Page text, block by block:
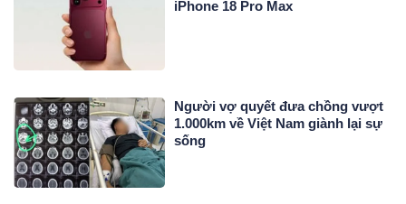
iPhone 18 Pro Max
Người vợ quyết đưa chồng vượt
1.000km về Việt Nam giành lại sự
sống